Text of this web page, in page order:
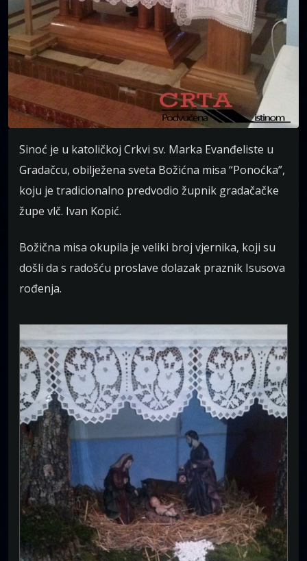
Sinoć je u katoličkoj Crkvi sv. Marka Evanđeliste u
Gradačcu, obilježena sveta Božićna misa “Ponoćka”,
koju je tradicionalno predvodio župnik gradačačke
župe vlč. Ivan Kopić.
Božična misa okupila je veliki broj vjernika, koji su
došli da s radošću proslave dolazak praznik Isusova
rođenja.